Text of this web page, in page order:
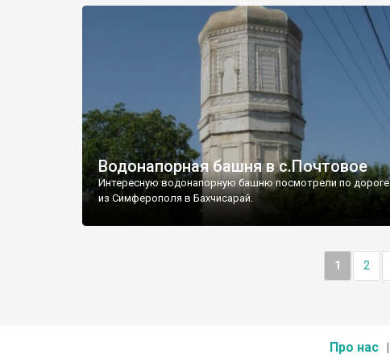
Водонапорная башня в с.Почтовое
Интересную водонапорную башню посмотрели по дороге
из Симферополя в Бахчисарай.
1 2
Про нас